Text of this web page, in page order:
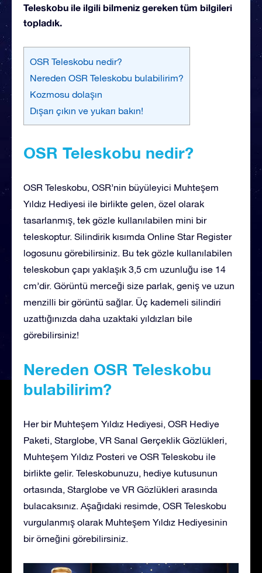
Teleskobu ile ilgili bilmeniz gereken tüm bilgileri
topladık.
OSR Teleskobu nedir?
Nereden OSR Teleskobu bulabilirim?
Kozmosu dolaşın
Dışarı çıkın ve yukarı bakın!
OSR Teleskobu nedir?
OSR Teleskobu, OSR’nin büyüleyici Muhteşem
Yıldız Hediyesi ile birlikte gelen, özel olarak
tasarlanmış, tek gözle kullanılabilen mini bir
teleskoptur. Silindirik kısımda Online Star Register
logosunu görebilirsiniz. Bu tek gözle kullanılabilen
teleskobun çapı yaklaşık 3,5 cm uzunluğu ise 14
cm’dir. Görüntü merceği size parlak, geniş ve uzun
menzilli bir görüntü sağlar. Üç kademeli silindiri
uzattığınızda daha uzaktaki yıldızları bile
görebilirsiniz!
Nereden OSR Teleskobu
bulabilirim?
Her bir Muhteşem Yıldız Hediyesi, OSR Hediye
Paketi, Starglobe, VR Sanal Gerçeklik Gözlükleri,
Muhteşem Yıldız Posteri ve OSR Teleskobu ile
birlikte gelir. Teleskobunuzu, hediye kutusunun
ortasında, Starglobe ve VR Gözlükleri arasında
bulacaksınız. Aşağıdaki resimde, OSR Teleskobu
vurgulanmış olarak Muhteşem Yıldız Hediyesinin
bir örneğini görebilirsiniz.